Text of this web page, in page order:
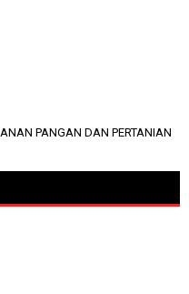
PANGAN DAN PERTANIAN